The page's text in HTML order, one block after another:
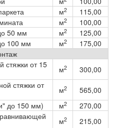
м2
115,00
м2
100,00
50 мм
м2
125,00
100 мм
м2
175,00
стяжки от 15
м2
300,00
стяжки от
м2
565,00
до 150 мм)
м2
270,00
м2
215,00